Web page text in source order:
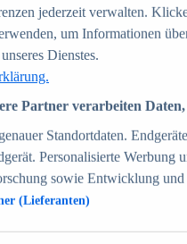
als 39.000 Online-Shops
70+
jederzeit verwalten.
um Informationen
Dienstes.
Partner verarbeiten
Standortdaten.
Personalisierte Werbung
sowie Entwicklung
(Lieferanten)